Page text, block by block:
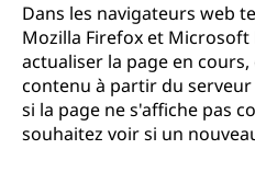
Dans les navigateurs web
Mozilla Firefox et Microsoft
actualiser la page en
contenu à partir du
si la page ne s'affiche pas
souhaitez voir si un